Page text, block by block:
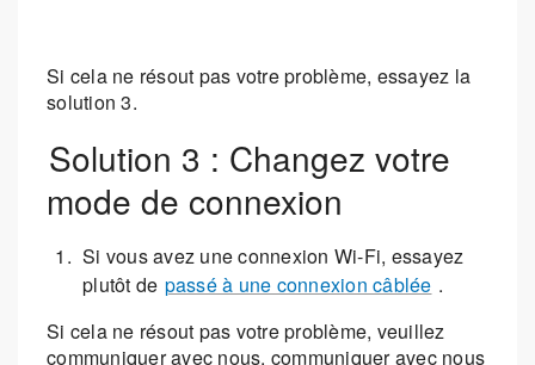
Si cela ne résout pas votre problème, essayez la
solution 3.
Solution 3 : Changez votre
mode de connexion
Si vous avez une connexion Wi-Fi, essayez
plutôt de passé à une connexion câblée .
Si cela ne résout pas votre problème, veuillez
communiquer avec nous. communiquer avec nous